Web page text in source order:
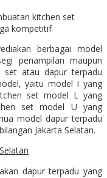
kitchen set
kompetitif
berbagai model
penampilan maupun
set atau dapur terpadu
yaitu model I yang
set model L yang
set model U yang
model dapur terpadu
Jakarta Selatan.
dapur terpadu yang